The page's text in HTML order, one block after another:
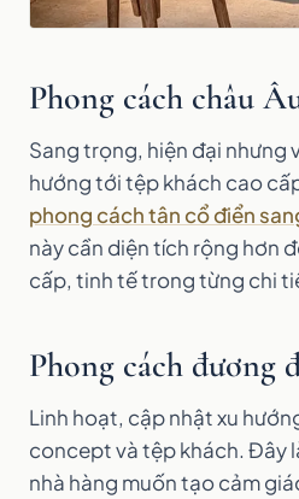
Phong cách châu
Sang trọng, hiện đại nhưng
hướng tới tệp khách cao
phong cách tân cổ điển
này cần diện tích rộng hơn
cấp, tinh tế trong từng chi
Phong cách đương
Linh hoạt, cập nhật xu
concept và tệp khách. Đây
nhà hàng muốn tạo cảm